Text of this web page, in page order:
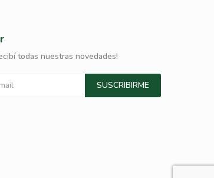
todas nuestras novedades!
SUSCRIBIRME